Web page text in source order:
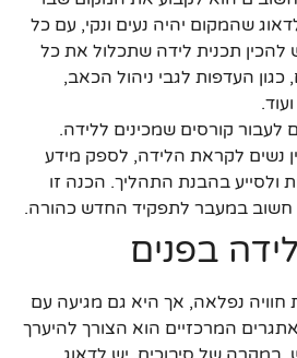
שהמקום יהיה נעים ונקי, עם כל
להכין תכנית לידה שתכלול את כל
העדפות לגבי ניהול הכאב,
קורסים שמכינים ללידה.
נשים לקראת הלידה, לספק מידע
ולסייע בהבנת התהליך. הכנה זו
חשוב במעבר לתפקיד החדש כהורה.
בפנים
חוויה נפלאה, אך היא גם מגיעה עם
המרכזיים הוא הצורך להיערך